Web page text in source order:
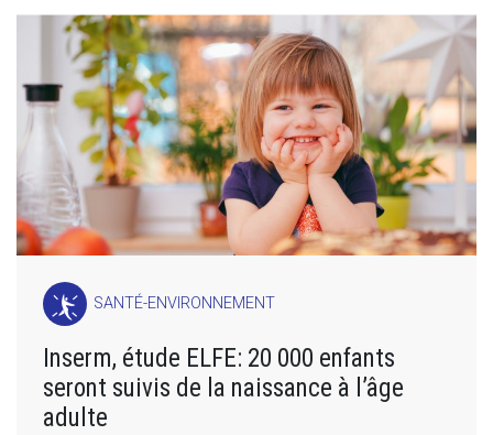
SANTÉ-ENVIRONNEMENT
Inserm, étude ELFE: 20 000 enfants
seront suivis de la naissance à l’âge
adulte